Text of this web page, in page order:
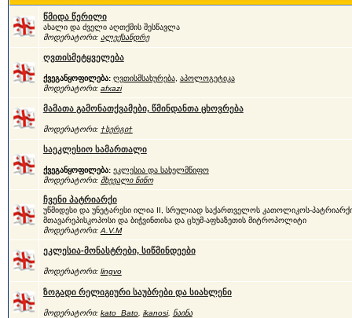
წმიდა წერილი
ახალი და ძველი აღთქმის შესწავლა
მოდერატორი: ალექსანდრე
ღვთისმეტყველება
ქვეგანყოფილება: ღვთისმსახურება, აპოლოგეტიკა
მოდერატორი: afxazi
მამათა გამონათქვამები, წმინდანთა ცხოვრება
მოდერატორი: †სერგი†
საეკლესიო სამართალი
ქვეგანყოფილება: ეკლესია და სახელმწიფო
მოდერატორი: მხევალი ნინო
ჩვენი პატრიარქი
უწმიდესი და უნეტარესი ილია II, სრულიად საქართველოს კათოლიკოს-
მთავარეპისკოპოსი და ბიჭვინთისა და ცხუმ-აფხაზეთის მიტროპოლიტი
მოდერატორი: A.V.M
ეკლესია-მონასტრები, სიწმინდეები
მოდერატორი: lingvo
ზოგადი რელიგიური საუბრები და სიახლენი
მოდერატორი: kato_Bato, ikanosi, ნაინა